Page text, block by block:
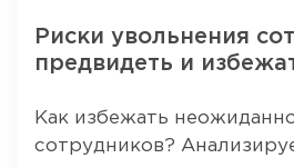
Риски увольнения
предвидеть и
Как избежать
сотрудников?